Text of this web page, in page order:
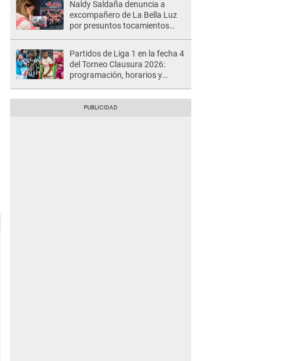
Naldy Saldaña denuncia a
excompañero de La Bella Luz
por presuntos tocamientos
Partidos de Liga 1 en la fecha 4
del Torneo Clausura 2026:
programación, horarios y